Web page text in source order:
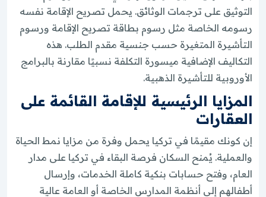
التوثيق على ترجمات الوثائق. يحمل تصريح الإقامة نفسه
رسومه الخاصة مثل رسوم بطاقة تصريح الإقامة ورسوم
التأشيرة المتغيرة حسب جنسية مقدم الطلب. هذه
التكاليف الإضافية ميسورة التكلفة نسبيًا مقارنة بالبرامج
الأوروبية للتأشيرة الذهبية.
المزايا الرئيسية للإقامة القائمة على
العقارات
إن كونك مقيمًا في تركيا يحمل وفرة من مزايا نمط الحياة
والعملية. يُمنح السكان فرصة البقاء في تركيا على مدار
العام، وفتح حسابات بنكية كاملة الخدمات، وإرسال
أطفالهم إلى أنظمة المدارس الخاصة أو العامة عالية